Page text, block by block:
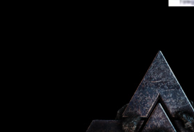
Powered By :